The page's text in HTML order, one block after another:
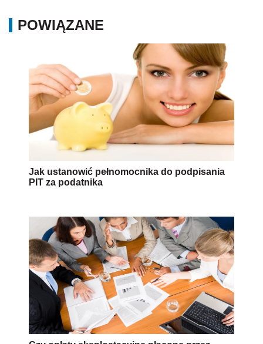
POWIĄZANE
Jak ustanowić pełnomocnika do podpisania
PIT za podatnika